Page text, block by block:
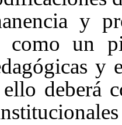
y
como un
y
deberá